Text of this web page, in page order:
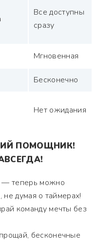
Все доступны
сразу
Мгновенная
Бесконечно
Нет ожидания
ПОМОЩНИК!
— теперь можно
не думая о таймерах!
команду мечты без
бесконечные